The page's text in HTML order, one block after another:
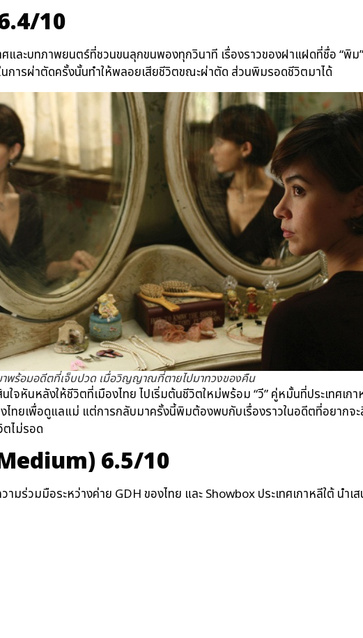
10
ละบทภาพยนตร์ที่ชวนขนลุกขนพองทุกวินาที เรื่องราวของฝาแฝดที่ชื่อ “พิม
การผ่าตัดครั้งนั้นทำให้พลอยเสียชีวิตขณะผ่าตัด ส่วนพิมรอดชีวิตมาได้
พร้อมอดีตที่เจ็บปวด เมื่อวิญญาณที่ตายไปมาทวงของคืน
นหลังให้ชีวิตที่เมืองไทย ไปเริ่มต้นชีวิตใหม่พร้อม “วี” คู่หมั้นที่ประเทศเก
ไทยเพื่อดูแลแม่ แต่การกลับมาครั้งนี้พิมต้องพบกับเรื่องราวในอดีตที่อยาก
ไม่รอด
6.5/10
มร่วมมือระหว่างค่าย GDH ของไทย และ Showbox ประเทศเกาหลีใต้ นำเ